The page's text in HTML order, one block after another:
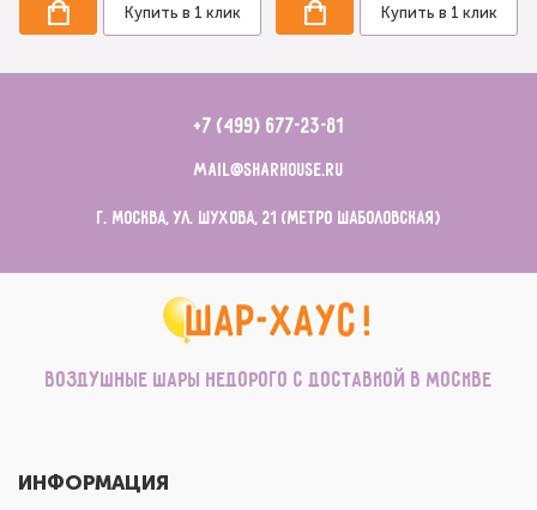
Купить в 1 клик Купить в 1 клик
+7 (499) 677-23-81
mail@sharhouse.ru
г. Москва, ул. Шухова, 21 (метро Шаболовская)
Воздушные шары недорого с доставкой в Москве
ИНФОРМАЦИЯ